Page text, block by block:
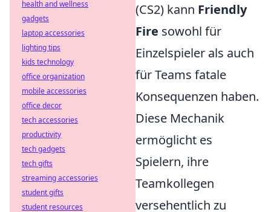
(CS2) kann Friendly
Fire sowohl für
Einzelspieler als auch
für Teams fatale
Konsequenzen haben.
Diese Mechanik
ermöglicht es
Spielern, ihre
Teamkollegen
versehentlich zu
health and wellness
gadgets
laptop accessories
lighting tips
kids technology
office organization
mobile accessories
office decor
tech accessories
productivity
tech gadgets
tech gifts
streaming accessories
student gifts
student resources